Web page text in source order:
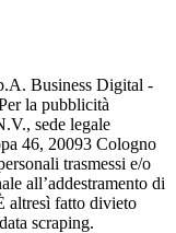
Business Digital -
la pubblicità
sede legale
46, 20093 Cologno
trasmessi e/o
all’addestramento di
altresì fatto divieto
scraping.